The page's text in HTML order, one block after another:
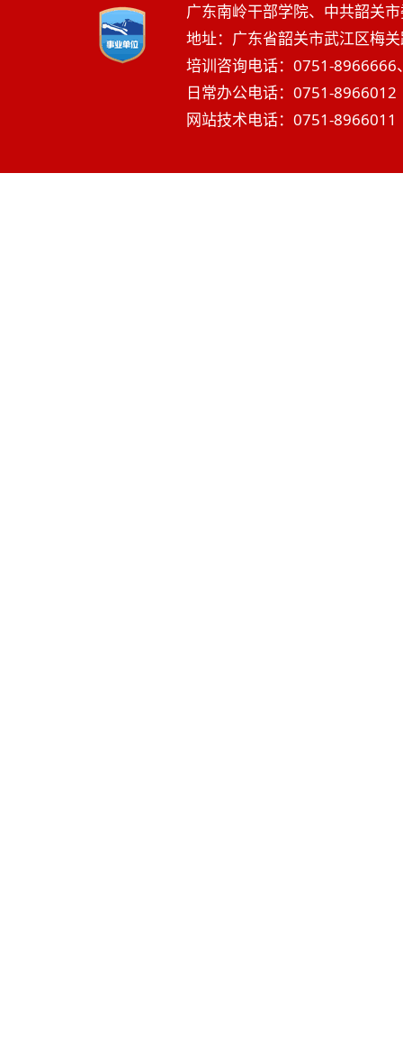
广东南岭干部学院、中共韶关
地址：广东省韶关市武江区梅
培训咨询电话：0751-
日常办公电话：0751-
网站技术电话：0751-